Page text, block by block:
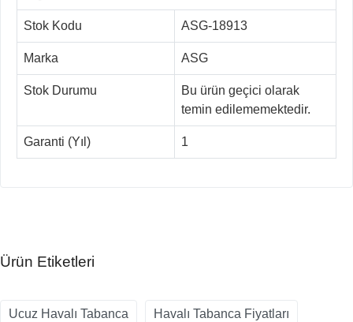
Stok Kodu ASG-18913
Marka ASG
Stok Durumu
Bu ürün geçici olarak
temin edilememektedir.
Garanti (Yıl) 1
Ürün Etiketleri
Ucuz Havalı Tabanca Havalı Tabanca Fiyatları